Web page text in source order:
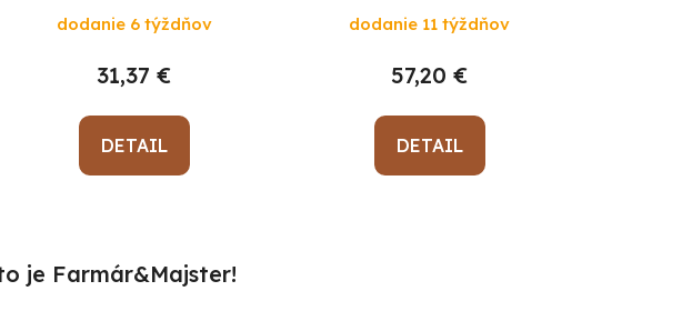
dodanie 6 týždňov
31,37 €
DETAIL
dodanie 11 týždňov
57,20 €
DETAIL
v
l
je Farmár&Majster!